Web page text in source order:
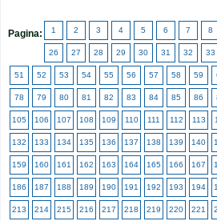
Pagina: 1 2 3 4 5 6 7 8
26 27 28 29 30 31 32 33
51 52 53 54 55 56 57 58 59
78 79 80 81 82 83 84 85 86
105 106 107 108 109 110 111 112 113
132 133 134 135 136 137 138 139 140
159 160 161 162 163 164 165 166 167
186 187 188 189 190 191 192 193 194
213 214 215 216 217 218 219 220 221